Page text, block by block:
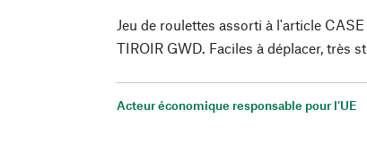
Jeu de roulettes assorti à l'article
TIROIR GWD. Faciles à déplacer, très
Acteur économique responsable pour l'UE